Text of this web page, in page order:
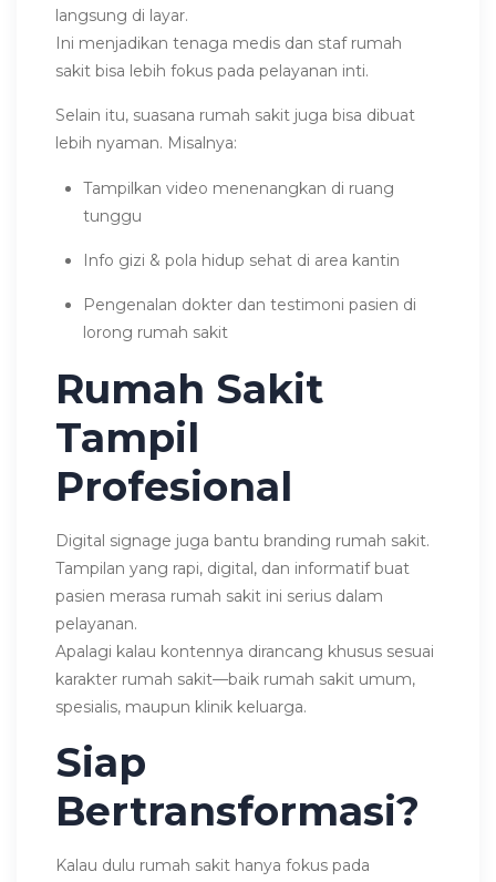
langsung di layar.
Ini menjadikan tenaga medis dan staf rumah
sakit bisa lebih fokus pada pelayanan inti.
Selain itu, suasana rumah sakit juga bisa dibuat
lebih nyaman. Misalnya:
Tampilkan video menenangkan di ruang
tunggu
Info gizi & pola hidup sehat di area kantin
Pengenalan dokter dan testimoni pasien di
lorong rumah sakit
Rumah Sakit
Tampil
Profesional
Digital signage juga bantu branding rumah sakit.
Tampilan yang rapi, digital, dan informatif buat
pasien merasa rumah sakit ini serius dalam
pelayanan.
Apalagi kalau kontennya dirancang khusus sesuai
karakter rumah sakit—baik rumah sakit umum,
spesialis, maupun klinik keluarga.
Siap
Bertransformasi?
Kalau dulu rumah sakit hanya fokus pada